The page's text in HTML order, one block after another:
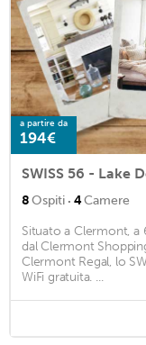
a partire da
194€
SWISS 56 - Lake
8Ospiti · 4Camere
Situato a Clermont, a
dal Clermont
Clermont Regal, lo
WiFi gratuita. ...